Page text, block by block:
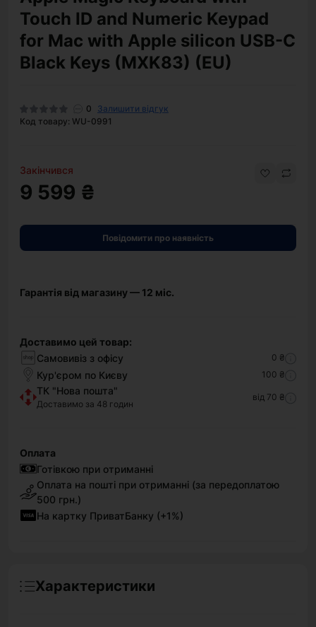
Touch ID and Numeric Keypad
for Mac with Apple silicon USB-C
Black Keys (MXK83) (EU)
0
Залишити відгук
Код товару: WU-0991
Закінчився
9 599 ₴
Повідомити про наявність
Гарантія від магазину — 12 міс.
Доставимо цей товар:
Самовивіз з офісу
0 ₴
Кур'єром по Києву 100 ₴
ТК "Нова пошта"
Доставимо за 48 годин
від 70 ₴
Оплата
Готівкою при отриманні
Оплата на пошті при отриманні (за передоплатою
500 грн.)
На картку ПриватБанку (+1%)
Характеристики